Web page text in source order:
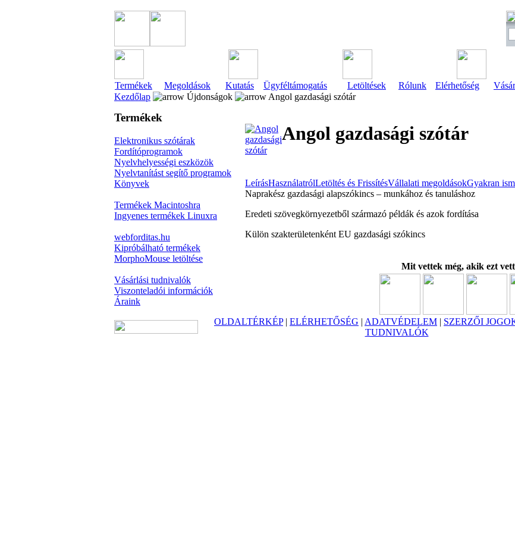
Termékek Megoldások Kutatás Ügyféltámogatás Letöltések Rólunk Elérhetőség
Kezdőlap
Újdonságok Angol gazdasági szótár
Termékek
Elektronikus szótárak
Fordítóprogramok
Nyelvhelyességi eszközök
Nyelvtanítást segítő programok
Könyvek
Termékek Macintoshra
Ingyenes termékek Linuxra
webforditas.hu
Kipróbálható termékek
MorphoMouse letöltése
Vásárlási tudnivalók
Viszonteladói információk
Áraink
Angol gazdasági szótár
LeírásHasználatrólLetöltés és FrissítésVállalati megoldásokGyakran
Naprakész gazdasági alapszókincs – munkához és tanuláshoz
Eredeti szövegkörnyezetből származó példák és azok fordítása
Külön szakterületenként EU gazdasági szókincs
Mit vettek még, akik ezt
OLDALTÉRKÉP| ELÉRHETŐSÉG | ADATVÉDELEM | SZERZŐI
TUDNIVALÓK